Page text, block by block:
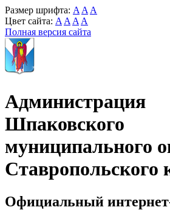
Размер шрифта: A A A
Цвет сайта: A A A A
Полная версия сайта
Администрация
Шпаковского
муниципального
Ставропольского
Официальный